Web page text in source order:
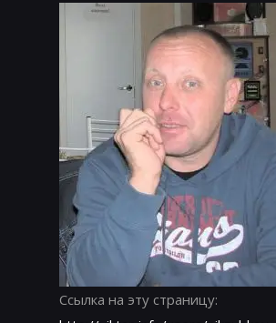
Ссылка на эту страницу: